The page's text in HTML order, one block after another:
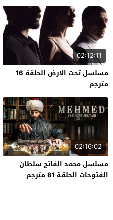
02:12:11
مسلسل تحت الارض الحلقة 16
مترجم
02:16:02
مسلسل محمد الفاتح سلطان
الفتوحات الحلقة 81 مترجم